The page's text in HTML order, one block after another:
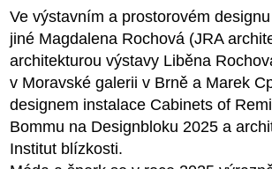
Ve výstavním a prostorovém
jiné Magdalena Rochová (JRA
architekturou výstavy Liběna
v Moravské galerii v Brně a Marek
designem instalace Cabinets of
Bommu na Designbloku 2025 a
Institut blízkosti.